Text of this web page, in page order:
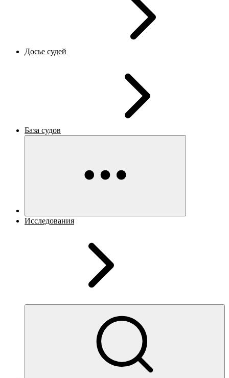
Досье судей
База судов
Исследования